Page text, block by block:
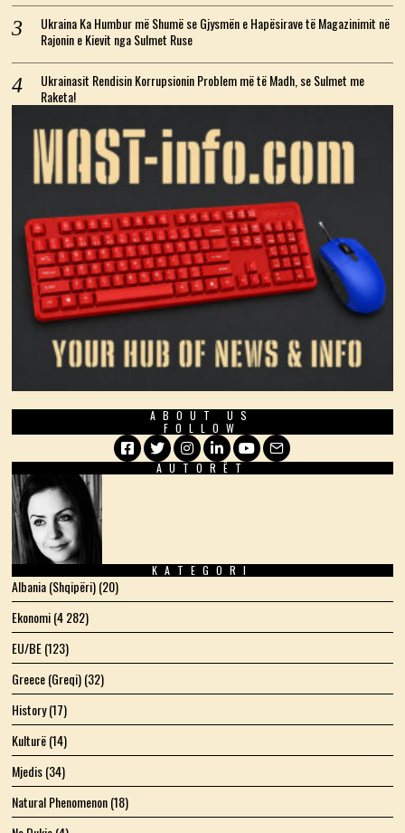
Ukraina Ka Humbur më Shumë se Gjysmën e Hapësirave të Magazinimit në
Rajonin e Kievit nga Sulmet Ruse
Ukrainasit Rendisin Korrupsionin Problem më të Madh, se Sulmet me
Raketa!
ABOUT US
FOLLOW
Facebook
TwitterInstagram
LinkedIn
YouTube
Email
AUTORËT
KATEGORI
Albania (Shqipëri)(20)
Ekonomi(4 282)
EU/BE(123)
Greece (Greqi)(32)
History(17)
Kulturë(14)
Mjedis(34)
Natural Phenomenon(18)